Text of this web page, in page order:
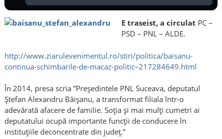
E traseist, a circulat PC –
PSD – PNL – ALDE.
http://www.ziarulevenimentul.ro/stiri/politica/baisanu-
continua-schimbarile-de-macaz-politic–217284649.html
În 2014, presa scria ”Preşedintele PNL Suceava, deputatul
Ştefan Alexandru Băişanu, a transformat filiala într-o
adevărată afacere de familie. Soţia şi mai mulţi cumetri ai
deputatului ocupă importante funcţii de conducere în
instituţiile deconcentrate din judeţ.”